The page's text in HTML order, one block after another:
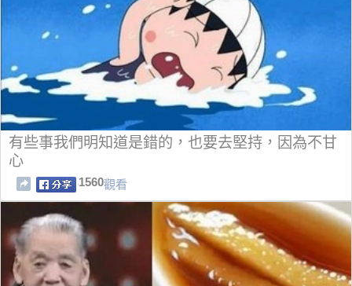
有些事我們明知道是錯的，也要去堅持，因為不甘
心
1560觀看